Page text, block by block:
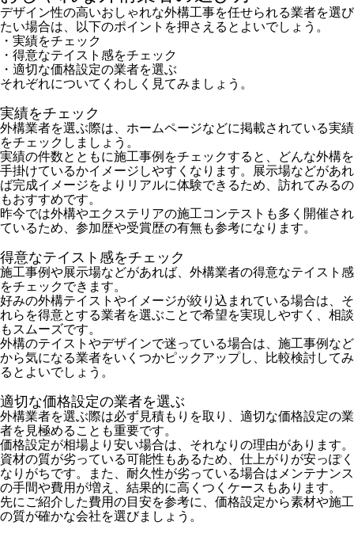
デザイン性の高いおしゃれな外構工事を任せられる業者を選び
たい場合は、以下のポイントを押さえるとよいでしょう。
・実績をチェック
・得意なテイスト感をチェック
・適切な価格設定の業者を選ぶ
それぞれについてくわしく見てみましょう。
実績をチェック
外構業者を選ぶ際は、ホームページなどに掲載されている実績
をチェックしましょう。
実績の件数とともに施工事例をチェックすると、どんな外構を
手掛けているかイメージしやすくなります。展示場などがあれ
ば完成イメージをよりリアルに体験できるため、訪れてみるの
もおすすめです。
昨今では外構やエクステリアの施工コンテストも多く開催され
ているため、参加歴や受賞歴の有無も参考になります。
得意なテイスト感をチェック
施工事例や展示場などがあれば、外構業者の得意なテイスト感
をチェックできます。
好みの外構テイストやイメージが絞り込まれている場合は、そ
れらを得意とする業者を選ぶことで希望を実現しやすく、相談
もスムーズです。
外構のテイストやデザインで迷っている場合は、施工事例など
から気になる業者をいくつかピックアップし、比較検討してみ
るとよいでしょう。
適切な価格設定の業者を選ぶ
外構業者を選ぶ際は必ず見積もりを取り、適切な価格設定の業
者を見極めることも重要です。
価格設定が相場より安い場合は、それなりの理由があります。
資材の質が劣っている可能性もあるため、仕上がりが安っぽく
なりがちです。また、耐久性が劣っている場合はメンテナンス
の手間や費用が増え、結果的に高くつくケースもあります。
先にご紹介した費用の目安を参考に、価格設定から素材や施工
の質が確かな会社を選びましょう。